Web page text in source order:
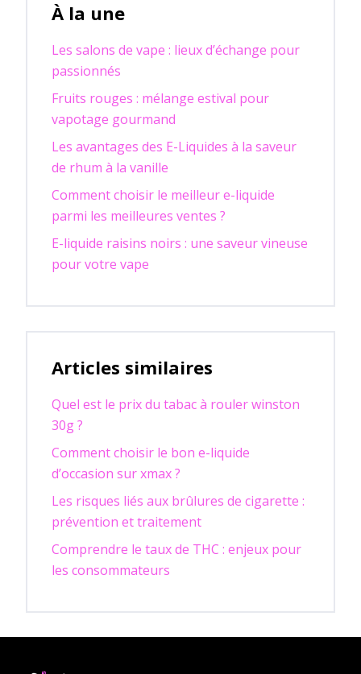
À la une
Les salons de vape : lieux d’échange pour
passionnés
Fruits rouges : mélange estival pour
vapotage gourmand
Les avantages des E-Liquides à la saveur
de rhum à la vanille
Comment choisir le meilleur e-liquide
parmi les meilleures ventes ?
E-liquide raisins noirs : une saveur vineuse
pour votre vape
Articles similaires
Quel est le prix du tabac à rouler winston
30g ?
Comment choisir le bon e-liquide
d’occasion sur xmax ?
Les risques liés aux brûlures de cigarette :
prévention et traitement
Comprendre le taux de THC : enjeux pour
les consommateurs